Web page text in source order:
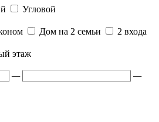
Угловой
Дом на 2 семьи
2 входа
этаж
—
—